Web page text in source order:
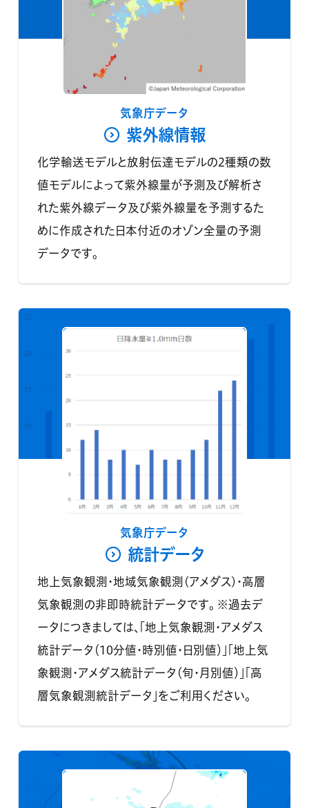
気象庁データ
紫外線情報
化学輸送モデルと放射伝達モデルの2種類の数
値モデルによって紫外線量が予測及び解析さ
れた紫外線データ及び紫外線量を予測するた
めに作成された日本付近のオゾン全量の予測
データです。
気象庁データ
統計データ
地上気象観測・地域気象観測(アメダス)・高層
気象観測の非即時統計データです。 ※過去デ
ータにつきましては、「地上気象観測・アメダス
統計データ（10分値・時別値・日別値）」「地上気
象観測・アメダス統計データ（旬・月別値）」「高
層気象観測統計データ」をご利用ください。